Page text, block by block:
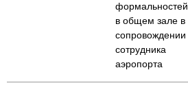
формальностей
в общем зале в
сопровождении
сотрудника
аэропорта